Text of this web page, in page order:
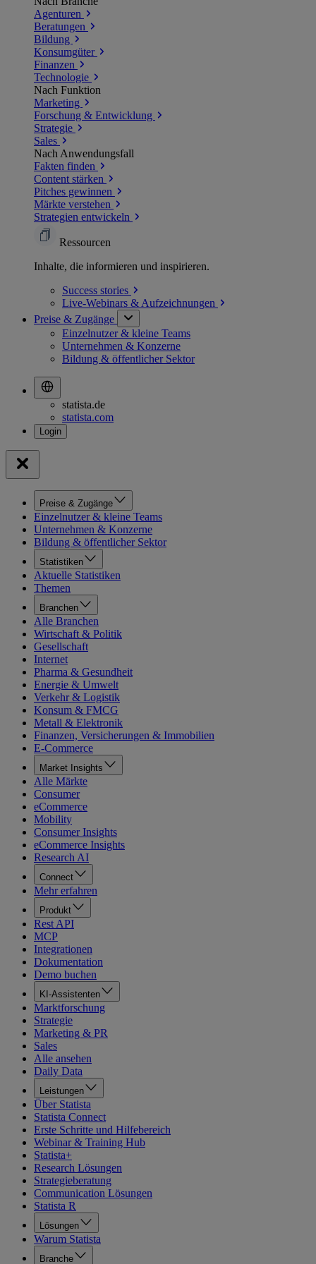
Agenturen
Beratungen
Bildung
Konsumgüter
Finanzen
Technologie
Nach Funktion
Marketing
Forschung & Entwicklung
Strategie
Sales
Nach Anwendungsfall
Fakten finden
Content stärken
Pitches gewinnen
Märkte verstehen
Strategien entwickeln
Ressourcen
Inhalte, die informieren und inspirieren.
Success stories
Live-Webinars & Aufzeichnungen
Preise & Zugänge
Einzelnutzer & kleine Teams
Unternehmen & Konzerne
Bildung & öffentlicher Sektor
statista.de
statista.com
Preise & Zugänge
Einzelnutzer & kleine Teams
Unternehmen & Konzerne
Bildung & öffentlicher Sektor
Statistiken
Aktuelle Statistiken
Themen
Branchen
Alle Branchen
Wirtschaft & Politik
Gesellschaft
Internet
Pharma & Gesundheit
Energie & Umwelt
Verkehr & Logistik
Konsum & FMCG
Metall & Elektronik
Finanzen, Versicherungen & Immobilien
E-Commerce
Market Insights
Alle Märkte
Consumer
eCommerce
Mobility
Consumer Insights
eCommerce Insights
Research AI
Connect
Mehr erfahren
Produkt
Rest API
MCP
Integrationen
Dokumentation
Demo buchen
KI-Assistenten
Marktforschung
Strategie
Marketing & PR
Sales
Alle ansehen
Daily Data
Leistungen
Über Statista
Statista Connect
Erste Schritte und Hilfebereich
Webinar & Training Hub
Statista+
Research Lösungen
Strategieberatung
Communication Lösungen
Statista R
Lösungen
Warum Statista
Branche